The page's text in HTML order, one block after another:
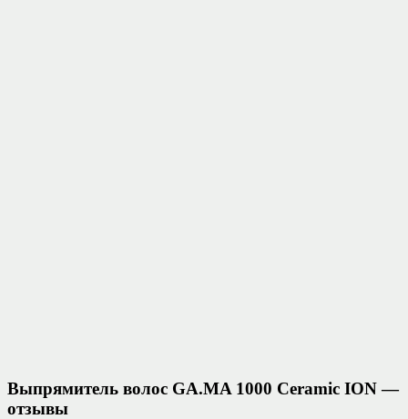
Выпрямитель волос GA.MA 1000 Ceramic ION —
отзывы